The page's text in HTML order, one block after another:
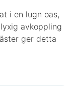
i en lugn oas,
avkoppling
ger detta